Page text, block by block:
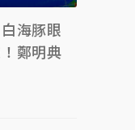
海豚眼
鄭明典